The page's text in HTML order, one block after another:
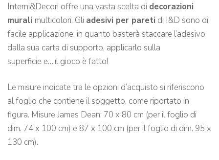
Interni&Decori offre una vasta scelta di decorazioni
murali multicolori. Gli adesivi per pareti di I&D sono di
facile applicazione, in quanto basterà staccare l’adesivo
dalla sua carta di supporto, applicarlo sulla
superficie e….il gioco è fatto!
Le misure indicate tra le opzioni d’acquisto si riferiscono
al foglio che contiene il soggetto, come riportato in
figura. Misure James Dean: 70 x 80 cm (per il foglio di
dim. 74 x 100 cm) e 87 x 100 cm (per il foglio di dim. 95 x
130 cm).